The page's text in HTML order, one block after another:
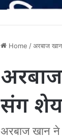
Home /अरबाज
संग
अरबाज खान ने